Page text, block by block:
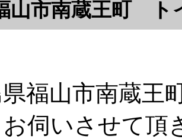
山市南蔵王町 ト
県福山市南蔵
伺いさせて頂